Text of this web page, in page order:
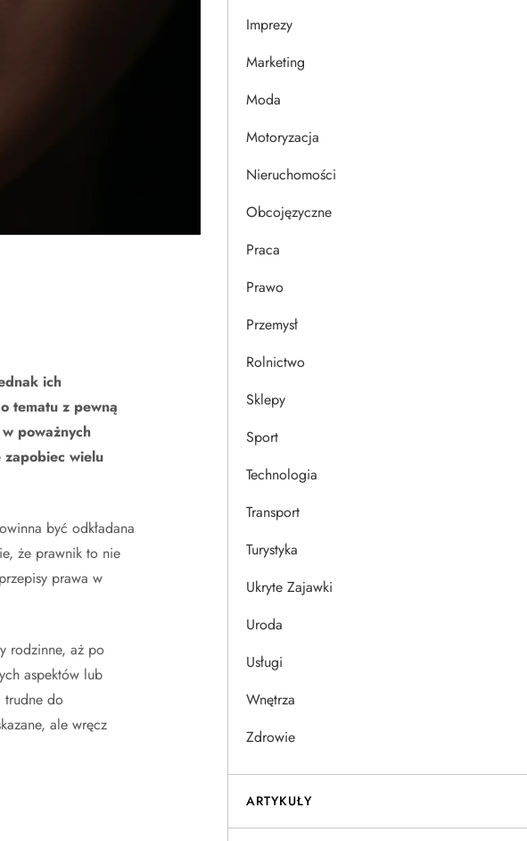
ich
tematu z pewną
poważnych
zapobiec wielu
być odkładana
że prawnik to nie
prawa w
rodzinne, aż po
aspektów lub
trudne do
ale wręcz
Imprezy
Marketing
Moda
Motoryzacja
Nieruchomości
Obcojęzyczne
Praca
Prawo
Przemysł
Rolnictwo
Sklepy
Sport
Technologia
Transport
Turystyka
Ukryte Zajawki
Uroda
Usługi
Wnętrza
Zdrowie
ARTYKUŁY